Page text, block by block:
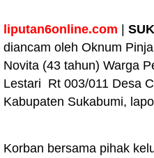
liputan6online.com
diancam oleh Oknum
Novita (43 tahun) Warga
Lestari Rt 003/011 Desa
Kabupaten Sukabumi,
Korban bersama pihak